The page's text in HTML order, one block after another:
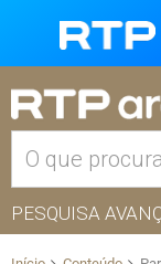
PESQUISA